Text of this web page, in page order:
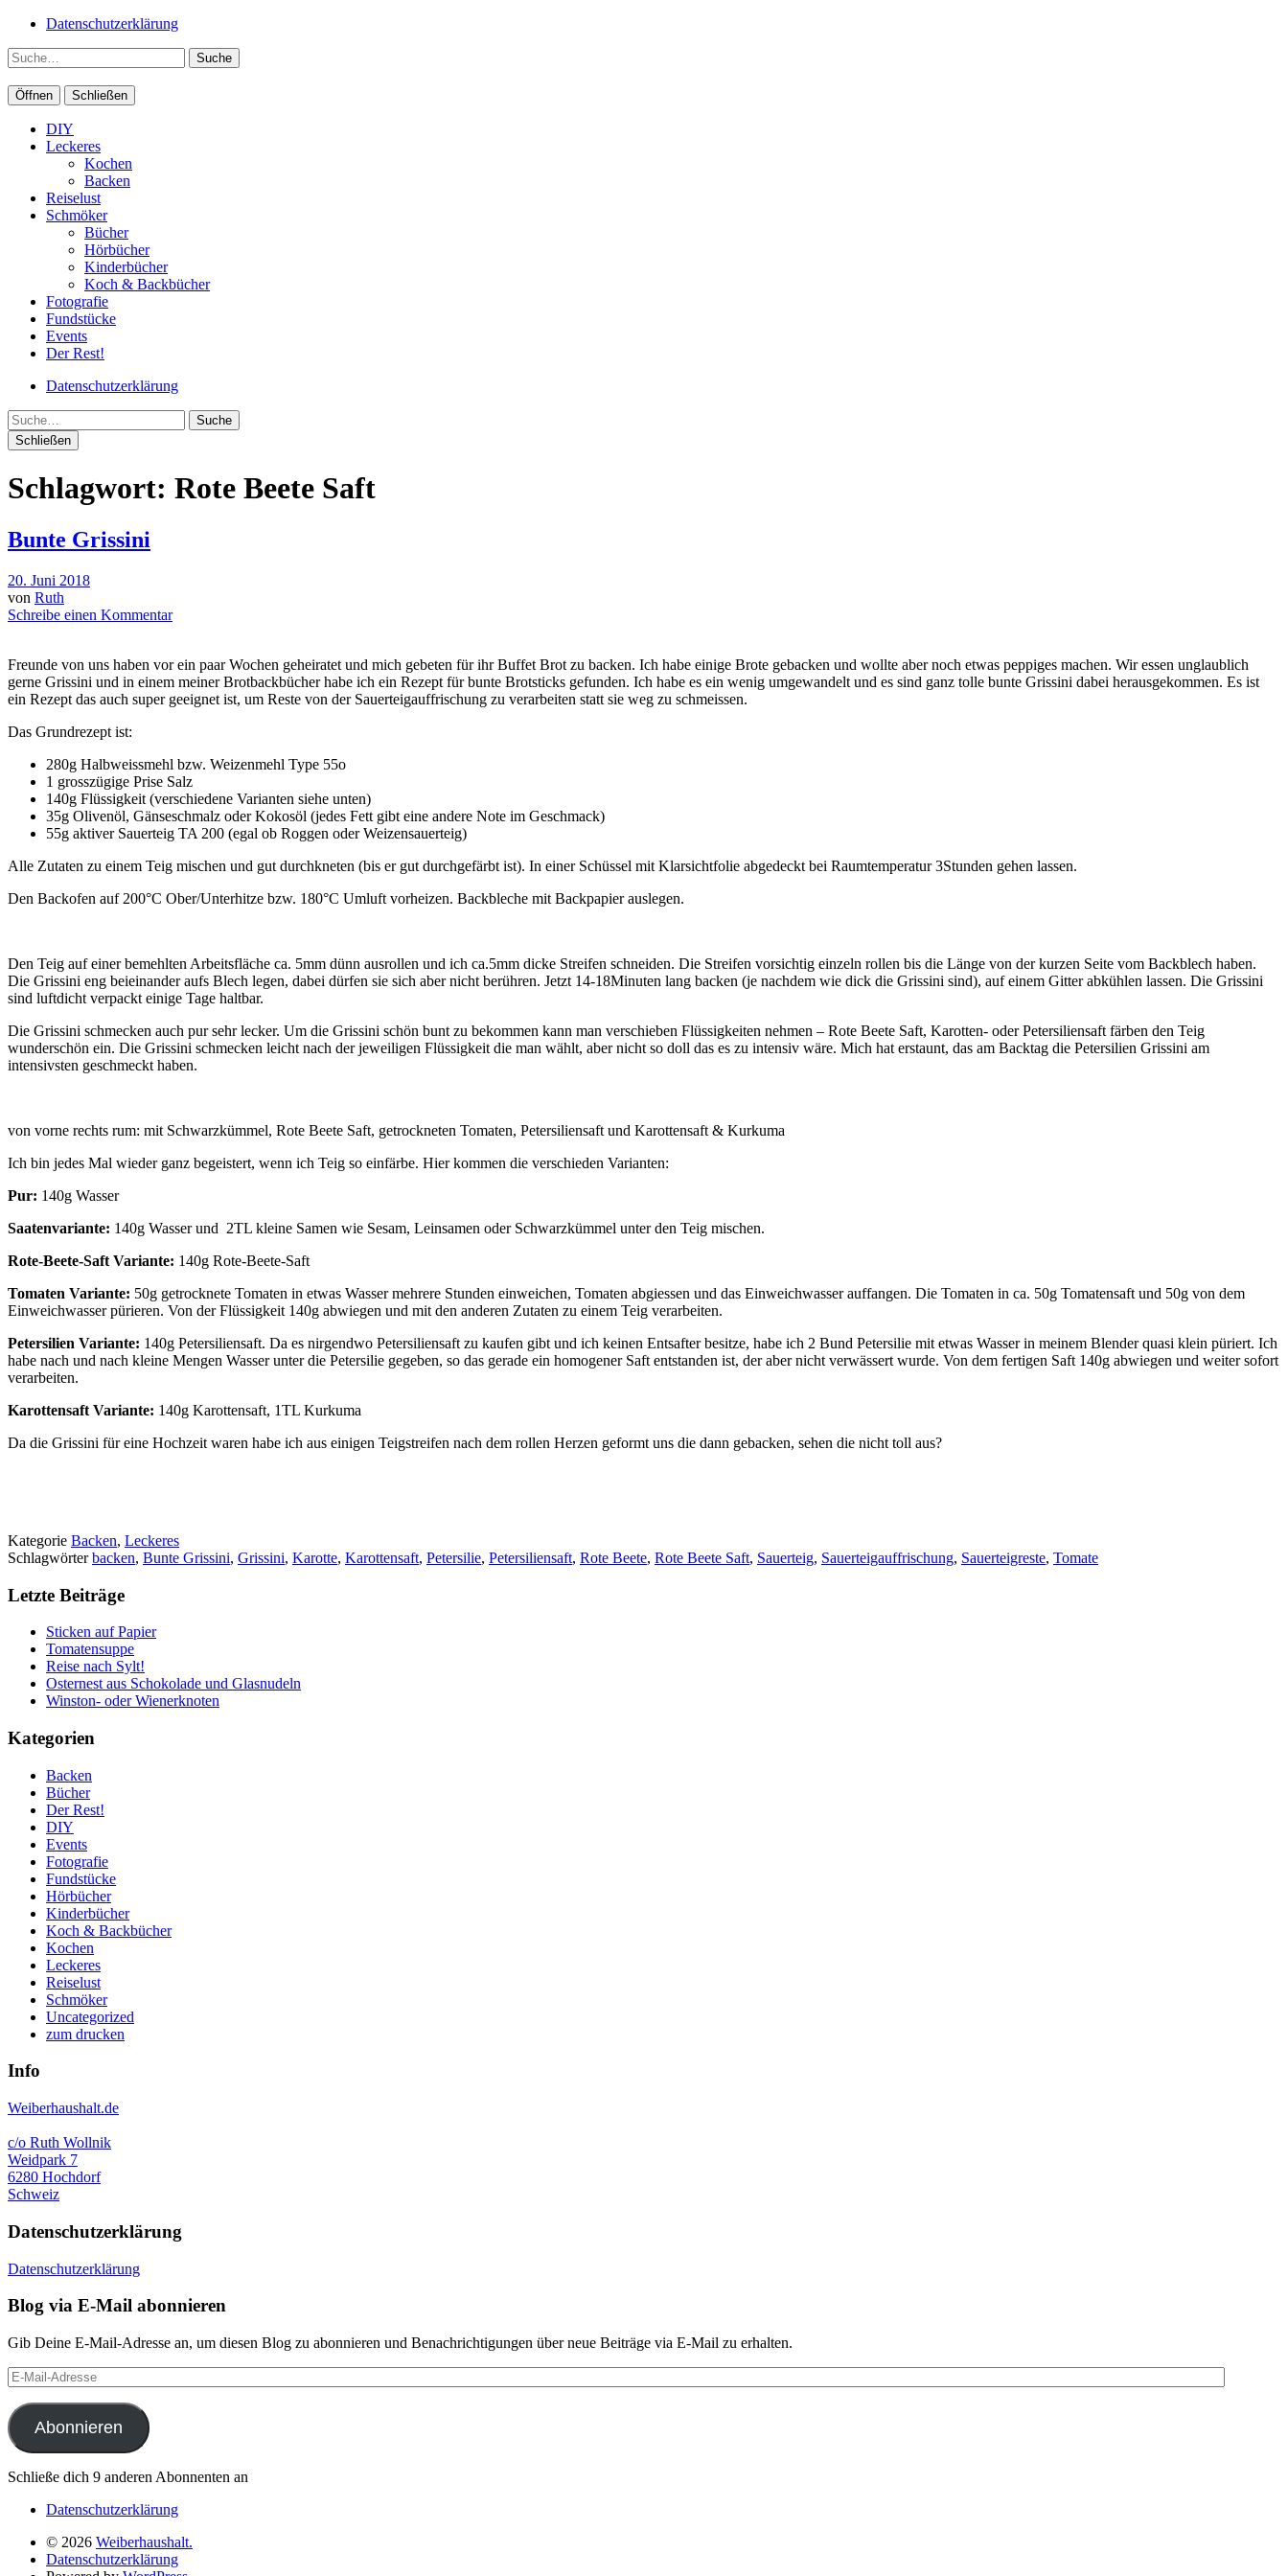
Datenschutzerklärung
Suche
Öffnen Schließen
DIY
Leckeres
Kochen
Backen
Reiselust
Schmöker
Bücher
Hörbücher
Kinderbücher
Koch & Backbücher
Fotografie
Fundstücke
Events
Der Rest!
Datenschutzerklärung
Suche
Schließen
Schlagwort: Rote Beete Saft
Bunte Grissini
20. Juni 2018
von Ruth
Schreibe einen Kommentar
Freunde von uns haben vor ein paar Wochen geheiratet und mich gebeten für ihr Buffet Brot zu backen. Ich habe einige Brote gebacken und wollte aber noch etwas peppiges machen. Wir essen unglaublich
gerne Grissini und in einem meiner Brotbackbücher habe ich ein Rezept für bunte Brotsticks gefunden. Ich habe es ein wenig umgewandelt und es sind ganz tolle bunte Grissini dabei herausgekommen. Es ist
ein Rezept das auch super geeignet ist, um Reste von der Sauerteigauffrischung zu verarbeiten statt sie weg zu schmeissen.
Das Grundrezept ist:
280g Halbweissmehl bzw. Weizenmehl Type 55o
1 grosszügige Prise Salz
140g Flüssigkeit (verschiedene Varianten siehe unten)
35g Olivenöl, Gänseschmalz oder Kokosöl (jedes Fett gibt eine andere Note im Geschmack)
55g aktiver Sauerteig TA 200 (egal ob Roggen oder Weizensauerteig)
Alle Zutaten zu einem Teig mischen und gut durchkneten (bis er gut durchgefärbt ist). In einer Schüssel mit Klarsichtfolie abgedeckt bei Raumtemperatur 3Stunden gehen lassen.
Den Backofen auf 200°C Ober/Unterhitze bzw. 180°C Umluft vorheizen. Backbleche mit Backpapier auslegen.
Den Teig auf einer bemehlten Arbeitsfläche ca. 5mm dünn ausrollen und ich ca.5mm dicke Streifen schneiden. Die Streifen vorsichtig einzeln rollen bis die Länge von der kurzen Seite vom Backblech haben.
Die Grissini eng beieinander aufs Blech legen, dabei dürfen sie sich aber nicht berühren. Jetzt 14-18Minuten lang backen (je nachdem wie dick die Grissini sind), auf einem Gitter abkühlen lassen. Die Grissini
sind luftdicht verpackt einige Tage haltbar.
Die Grissini schmecken auch pur sehr lecker. Um die Grissini schön bunt zu bekommen kann man verschieben Flüssigkeiten nehmen – Rote Beete Saft, Karotten- oder Petersiliensaft färben den Teig
wunderschön ein. Die Grissini schmecken leicht nach der jeweiligen Flüssigkeit die man wählt, aber nicht so doll das es zu intensiv wäre. Mich hat erstaunt, das am Backtag die Petersilien Grissini am
intensivsten geschmeckt haben.
von vorne rechts rum: mit Schwarzkümmel, Rote Beete Saft, getrockneten Tomaten, Petersiliensaft und Karottensaft & Kurkuma
Ich bin jedes Mal wieder ganz begeistert, wenn ich Teig so einfärbe. Hier kommen die verschieden Varianten:
Pur: 140g Wasser
Saatenvariante: 140g Wasser und 2TL kleine Samen wie Sesam, Leinsamen oder Schwarzkümmel unter den Teig mischen.
Rote-Beete-Saft Variante: 140g Rote-Beete-Saft
Tomaten Variante: 50g getrocknete Tomaten in etwas Wasser mehrere Stunden einweichen, Tomaten abgiessen und das Einweichwasser auffangen. Die Tomaten in ca. 50g Tomatensaft und 50g von dem
Einweichwasser pürieren. Von der Flüssigkeit 140g abwiegen und mit den anderen Zutaten zu einem Teig verarbeiten.
Petersilien Variante: 140g Petersiliensaft. Da es nirgendwo Petersiliensaft zu kaufen gibt und ich keinen Entsafter besitze, habe ich 2 Bund Petersilie mit etwas Wasser in meinem Blender quasi klein püriert. Ich
habe nach und nach kleine Mengen Wasser unter die Petersilie gegeben, so das gerade ein homogener Saft entstanden ist, der aber nicht verwässert wurde. Von dem fertigen Saft 140g abwiegen und weiter sofort
verarbeiten.
Karottensaft Variante: 140g Karottensaft, 1TL Kurkuma
Da die Grissini für eine Hochzeit waren habe ich aus einigen Teigstreifen nach dem rollen Herzen geformt uns die dann gebacken, sehen die nicht toll aus?
Kategorie Backen, Leckeres
Schlagwörterbacken, Bunte Grissini, Grissini, Karotte, Karottensaft, Petersilie, Petersiliensaft, Rote Beete, Rote Beete Saft, Sauerteig, Sauerteigauffrischung, Sauerteigreste, Tomate
Letzte Beiträge
Sticken auf Papier
Tomatensuppe
Reise nach Sylt!
Osternest aus Schokolade und Glasnudeln
Winston- oder Wienerknoten
Kategorien
Backen
Bücher
Der Rest!
DIY
Events
Fotografie
Fundstücke
Hörbücher
Kinderbücher
Koch & Backbücher
Kochen
Leckeres
Reiselust
Schmöker
Uncategorized
zum drucken
Info
Weiberhaushalt.de
c/o Ruth Wollnik
Weidpark 7
6280 Hochdorf
Schweiz
Datenschutzerklärung
Datenschutzerklärung
Blog via E-Mail abonnieren
Gib Deine E-Mail-Adresse an, um diesen Blog zu abonnieren und Benachrichtigungen über neue Beiträge via E-Mail zu erhalten.
E-
Mail-
Adresse
Abonnieren
Schließe dich 9 anderen Abonnenten an
Datenschutzerklärung
© 2026 Weiberhaushalt.
Datenschutzerklärung